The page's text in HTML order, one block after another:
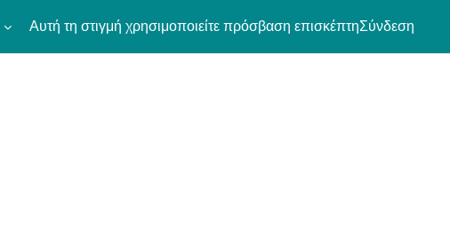
Αυτή τη στιγμή χρησιμοποιείτε πρόσβαση επισκέπτηΣύνδεση